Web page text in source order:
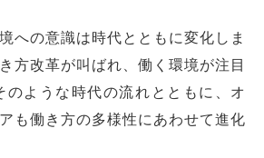
への意識は時代とともに変化しま
方改革が叫ばれ、働く環境が注目
のような時代の流れとともに、オ
も働き方の多様性にあわせて進化